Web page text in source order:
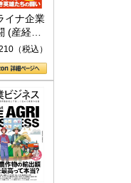
イナ企業
(産経セ
S 039)
（税込）